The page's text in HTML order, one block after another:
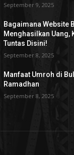
September 9, 2025
Bagaimana Website
Menghasilkan Uang,
Tuntas Disini!
September 8, 2025
Manfaat Umroh di
Ramadhan
September 8, 2025